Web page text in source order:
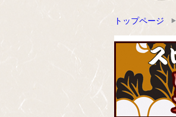
トップページ